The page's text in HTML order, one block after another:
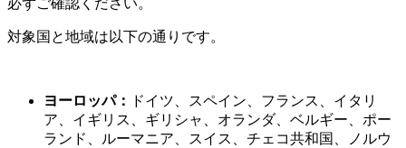
対象国と地域は以下の通りです。
ヨーロッパ：
ドイツ、スペイン、フランス、イタリ
ア、イギリス、ギリシャ、オランダ、ベルギー、ポー
ランド、ルーマニア、スイス、チェコ共和国、ノルウ